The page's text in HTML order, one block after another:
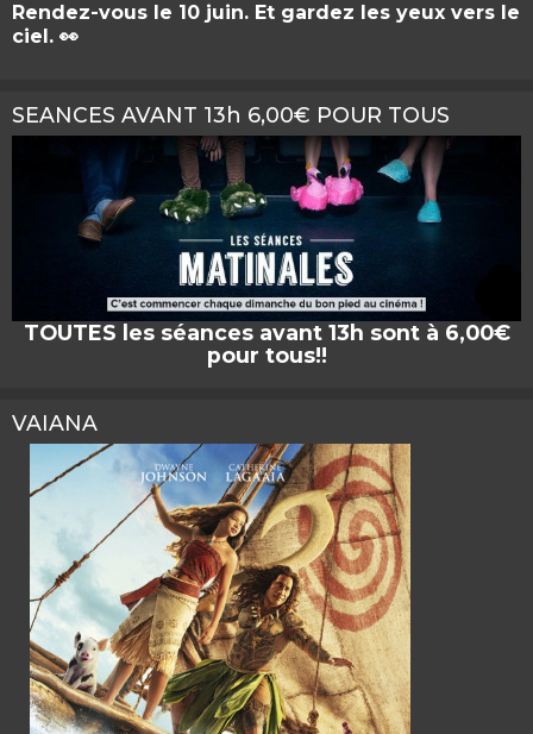
Rendez-vous le 10 juin. Et gardez les yeux vers le
ciel. 👀
SEANCES AVANT 13h 6,00€ POUR TOUS
TOUTES les séances avant 13h sont à 6,00€
pour tous!!
VAIANA